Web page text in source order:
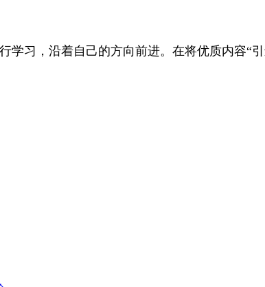
学习，沿着自己的方向前进。在将优质内容“